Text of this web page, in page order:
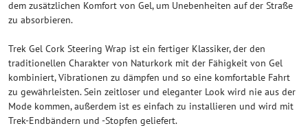
dem zusätzlichen Komfort von Gel, um Unebenheiten auf der Straße
zu absorbieren.
Trek Gel Cork Steering Wrap ist ein fertiger Klassiker, der den
traditionellen Charakter von Naturkork mit der Fähigkeit von Gel
kombiniert, Vibrationen zu dämpfen und so eine komfortable Fahrt
zu gewährleisten. Sein zeitloser und eleganter Look wird nie aus der
Mode kommen, außerdem ist es einfach zu installieren und wird mit
Trek-Endbändern und -Stopfen geliefert.